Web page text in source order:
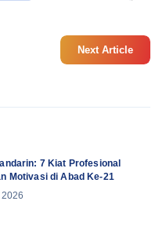
Next Article
7 Kiat Profesional
Motivasi di Abad Ke-21